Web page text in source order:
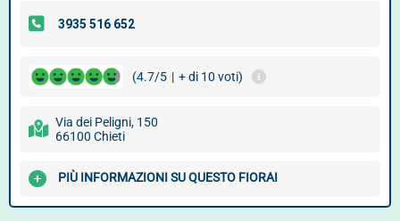
(4.7/5 | + di 10 voti)
Via dei Peligni, 150
66100 Chieti
PIÙ INFORMAZIONI SU QUESTO FIORAI